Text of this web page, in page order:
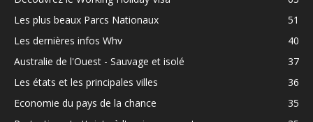
Les plus beaux Parcs Nationaux
51
Les dernières infos Whv
40
Australie de l'Ouest - Sauvage et isolé
37
Les états et les principales villes
36
Economie du pays de la chance
35